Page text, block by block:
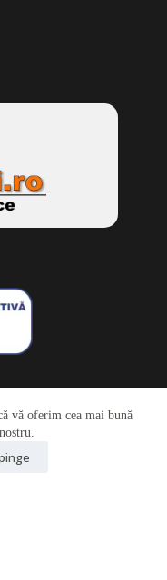
vă oferim cea mai bună
by